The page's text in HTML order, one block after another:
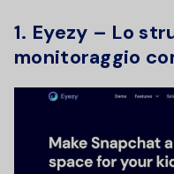
1. Eyezy – Lo
monitoraggio